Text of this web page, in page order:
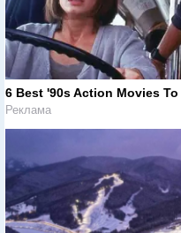
6 Best '90s Action Movies
Реклама